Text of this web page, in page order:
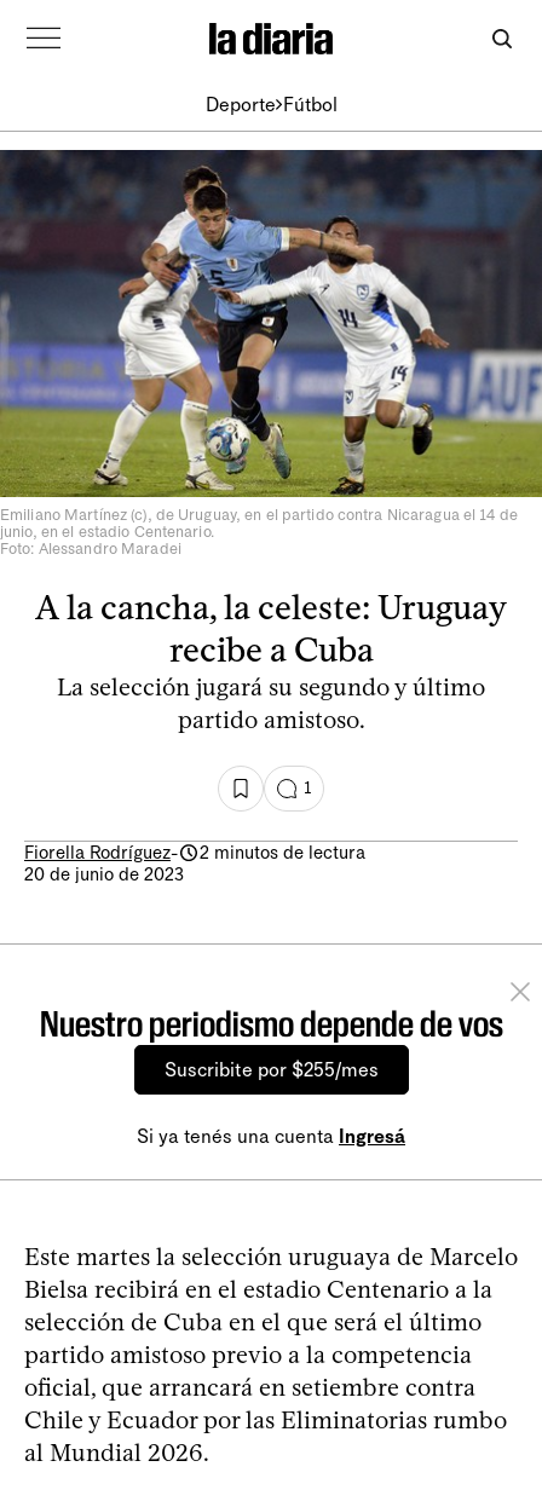
Deporte Fútbol
Emiliano Martínez (c), de Uruguay, en el partido contra Nicaragua el 14 de
junio, en el estadio Centenario.
Foto: Alessandro Maradei
A la cancha, la celeste: Uruguay
recibe a Cuba
La selección jugará su segundo y último
partido amistoso.
1
Fiorella Rodríguez-
2 minutos de lectura
20 de junio de 2023
Nuestro periodismo depende de vos
Suscribite por $255/mes
Si ya tenés una cuenta Ingresá
Este martes la selección uruguaya de Marcelo
Bielsa recibirá en el estadio Centenario a la
selección de Cuba en el que será el último
partido amistoso previo a la competencia
oficial, que arrancará en setiembre contra
Chile y Ecuador por las Eliminatorias rumbo
al Mundial 2026.